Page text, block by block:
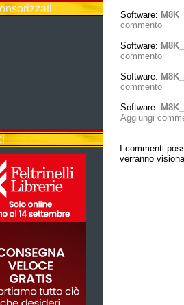
Software:
commento
Software:
commento
Software:
commento
Software:
Aggiungi
I commenti
verranno